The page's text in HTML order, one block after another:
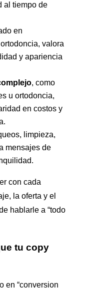
al tiempo de
en
valora
y apariencia
, como
u ortodoncia,
en costos y
limpieza,
mensajes de
con cada
la oferta y el
hablarle a “todo
tu copy
en “conversion